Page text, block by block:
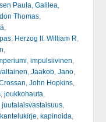
Paula Galilea
Thomas,
, Herzog II. William R
impulsiivinen
Jaakob, Jano,
John Hopkins,
, joukkohauta
juutalaisvastaisuus,
kantelukirje kapinoida